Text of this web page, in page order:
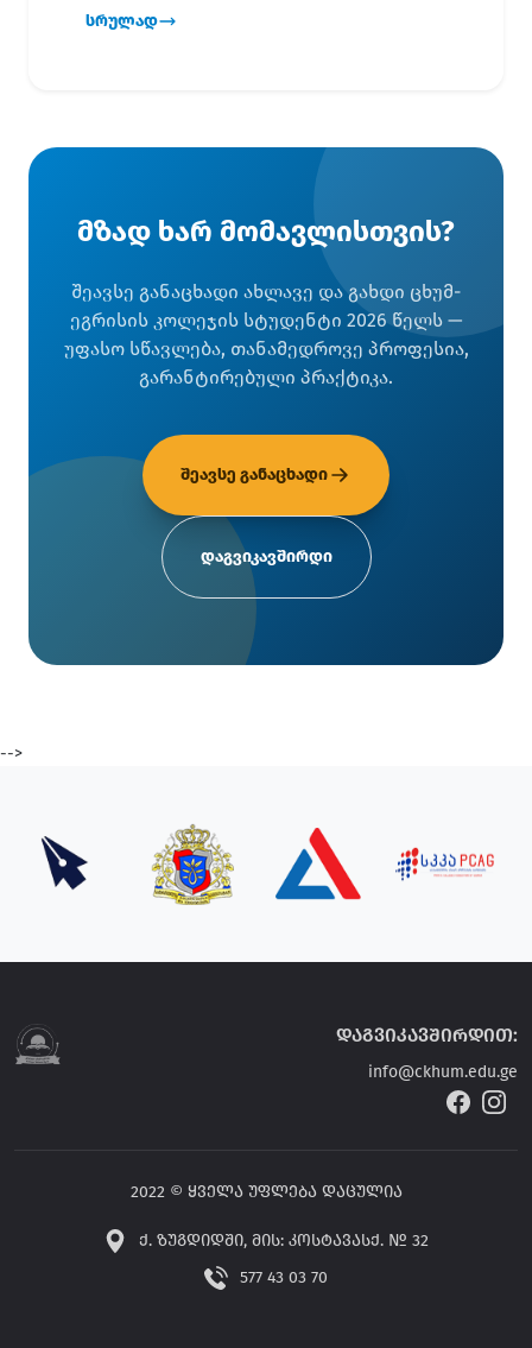
სრულად
მზად ხარ მომავლისთვის?
შეავსე განაცხადი ახლავე და გახდი ცხუმ-
ეგრისის კოლეჯის სტუდენტი 2026 წელს —
უფასო სწავლება, თანამედროვე პროფესია,
გარანტირებული პრაქტიკა.
შეავსე განაცხადი
დაგვიკავშირდი
-->
დაგვიკავშირდით:
info@ckhum.edu.ge
2022 © ყველა უფლება დაცულია
ქ. ზუგდიდში, მის: კოსტავასქ. № 32
577 43 03 70